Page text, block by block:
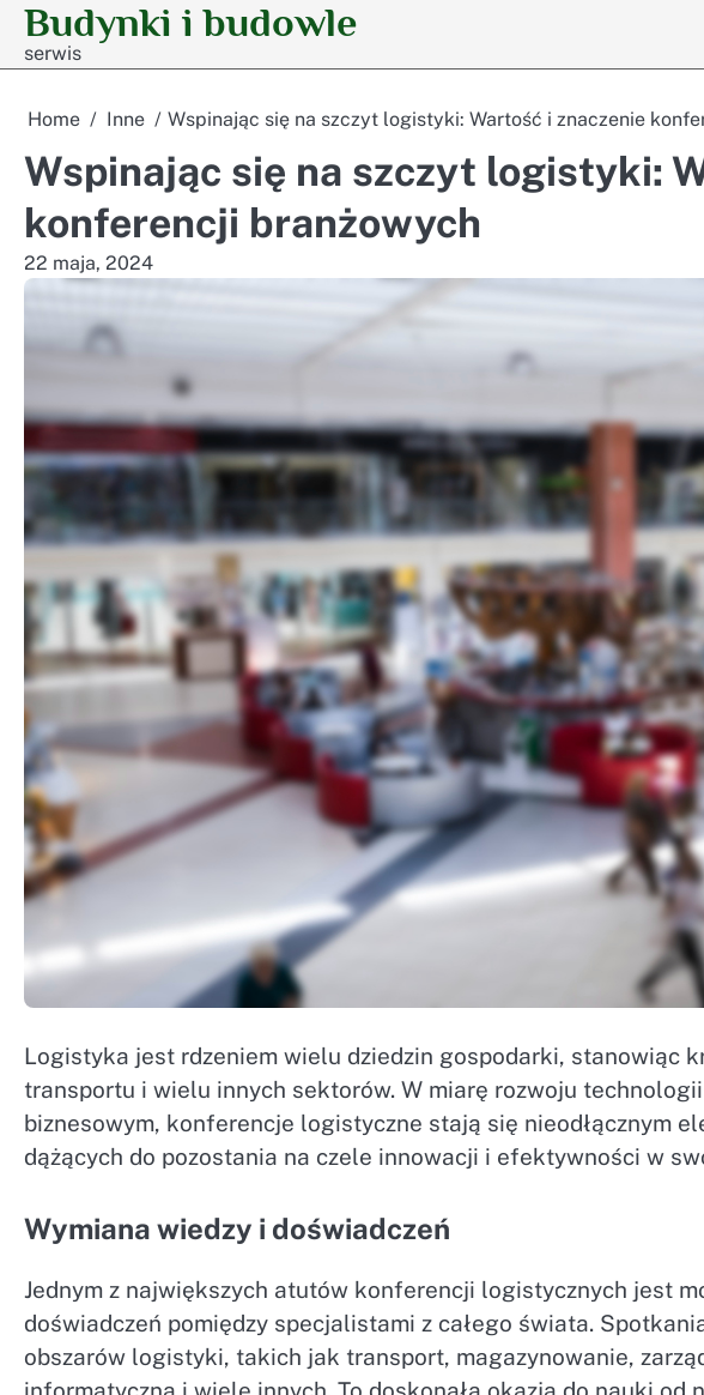
Skip
content
Budynki i budowle
serwis
Home Inne Wspinając się na szczyt logistyki: Wartość i znaczenie
Wspinając się na szczyt logistyki:
konferencji branżowych
22 maja, 2024
Logistyka jest rdzeniem wielu dziedzin gospodarki, stanowiąc
transportu i wielu innych sektorów. W miarę rozwoju
biznesowym, konferencje logistyczne stają się nieodłącznym
dążących do pozostania na czele innowacji i efektywności w
Wymiana wiedzy i doświadczeń
Jednym z największych atutów konferencji logistycznych jest
doświadczeń pomiędzy specjalistami z całego świata.
obszarów logistyki, takich jak transport, magazynowanie,